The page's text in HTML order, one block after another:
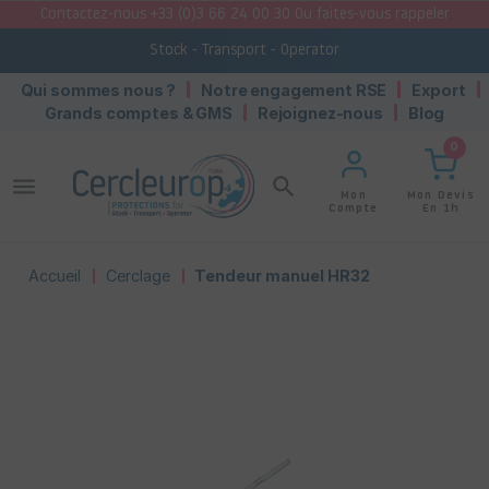
Contactez-nous +33 (0)3 66 24 00 30 Ou faites-vous rappeler
Stock - Transport - Operator
Qui sommes nous ? Notre engagement RSE
Export
Grands comptes & GMS
Rejoignez-nous Blog
search
Mon
Compte
0
Mon Devis
En 1h
menu
Accueil Cerclage Tendeur manuel HR32